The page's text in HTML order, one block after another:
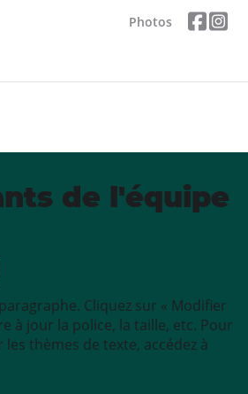
Photos
de l'équipe
Cliquez sur « Modifier
à jour la police, la taille, etc. Pour
thèmes de texte, accédez à